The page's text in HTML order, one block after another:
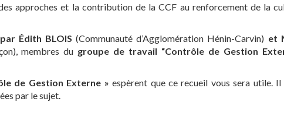
approches et la contribution de la CCF au renforcement de la
Édith BLOIS (Communauté d’Agglomération Hénin-Carvin) et
membres du groupe de travail “Contrôle de Gestion
de Gestion Externe » espèrent que ce recueil vous sera utile.
par le sujet.